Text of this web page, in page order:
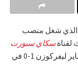
الذي شغل منصب
لقناةسكاي سبورت
بعد خسارة فريق باولو فونسيكا أمام باير ليفركوزن 1-0 في